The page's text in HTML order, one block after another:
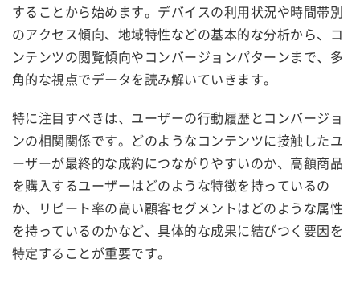
することから始めます。デバイスの利用状況や時間帯別
のアクセス傾向、地域特性などの基本的な分析から、コ
ンテンツの閲覧傾向やコンバージョンパターンまで、多
角的な視点でデータを読み解いていきます。
特に注目すべきは、ユーザーの行動履歴とコンバージョ
ンの相関関係です。どのようなコンテンツに接触したユ
ーザーが最終的な成約につながりやすいのか、高額商品
を購入するユーザーはどのような特徴を持っているの
か、リピート率の高い顧客セグメントはどのような属性
を持っているのかなど、具体的な成果に結びつく要因を
特定することが重要です。